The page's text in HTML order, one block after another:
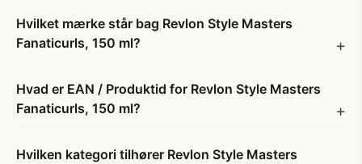
Hvilket mærke står bag Revlon Style Masters
Fanaticurls, 150 ml?
Hvad er EAN / Produktid for Revlon Style Masters
Fanaticurls, 150 ml?
Hvilken kategori tilhører Revlon Style Masters